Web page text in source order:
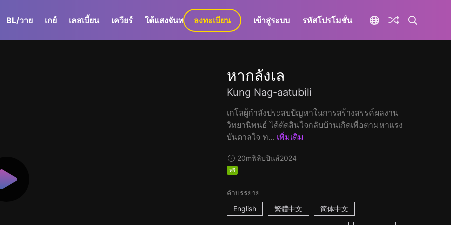
BL/วาย เกย์ เลสเบี้ยน เควียร์ ใต้แสงจันทร์ GaLa+
ลงทะเบียน เข้าสู่ระบบ รหัสโปรโมชั่น
หากลังเล
Kung Nag-aatubili
เกโลผู้กำลังประสบปัญหาในการสร้างสรรค์ผลงาน
วิทยานิพนธ์ ได้ตัดสินใจกลับบ้านเกิดเพื่อตามหาแรง
บันดาลใจ ท... เพิ่มเติม
20mฟิลิปปินส์2024
ฟรี
คำบรรยาย
English
繁體中文 简体中文